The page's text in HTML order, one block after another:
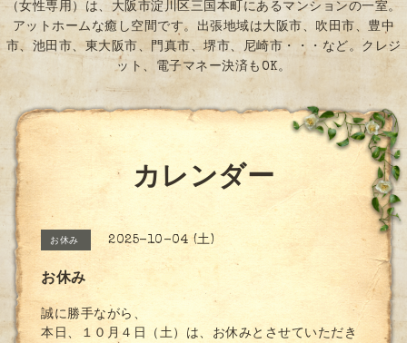
（女性専用）は、大阪市淀川区三国本町にあるマンションの一室。
アットホームな癒し空間です。出張地域は大阪市、吹田市、豊中
市、池田市、東大阪市、門真市、堺市、尼崎市・・・など。クレジ
ット、電子マネー決済もOK。
カレンダー
お休み 2025-10-04 (土)
お休み
誠に勝手ながら、
本日、１０月４日（土）は、お休みとさせていただき